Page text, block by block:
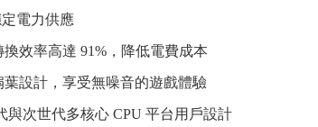
電力供應
效率高達 91%，降低電費成本
設計，享受無噪音的遊戲體驗
與次世代多核心 CPU 平台用戶設計